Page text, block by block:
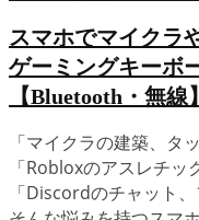
スマホでマイクラ
ゲーミングキーボ
【Bluetooth・無線】
「マイクラの建築、タ
「Robloxのアスレチッ
「Discordのチャット